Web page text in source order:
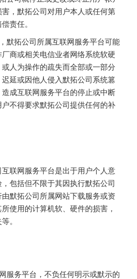
，默拓公司对用户本人或任何第
责任。
默拓公司所属互联网服务平台可能
商或相关电信业者网络系统软硬
人为操作的疏失而全部或一部分
延或因他人侵入默拓公司系统篡
成互联网服务平台的停止或中断
不得要求默拓公司提供任何的补
联网服务平台是出于用户个人意
包括但不限于其因执行默拓公司
默拓公司所属网站下载服务或资
使用的计算机软、硬件的损害，
。
服务平台，不负任何明示或默示的